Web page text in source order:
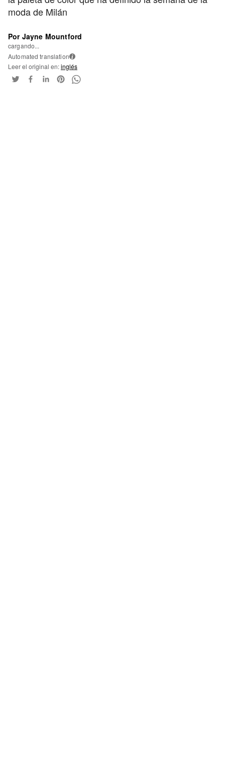
moda de Milán
Por Jayne Mountford
cargando...
Automated translation i
Leer el original en:inglés